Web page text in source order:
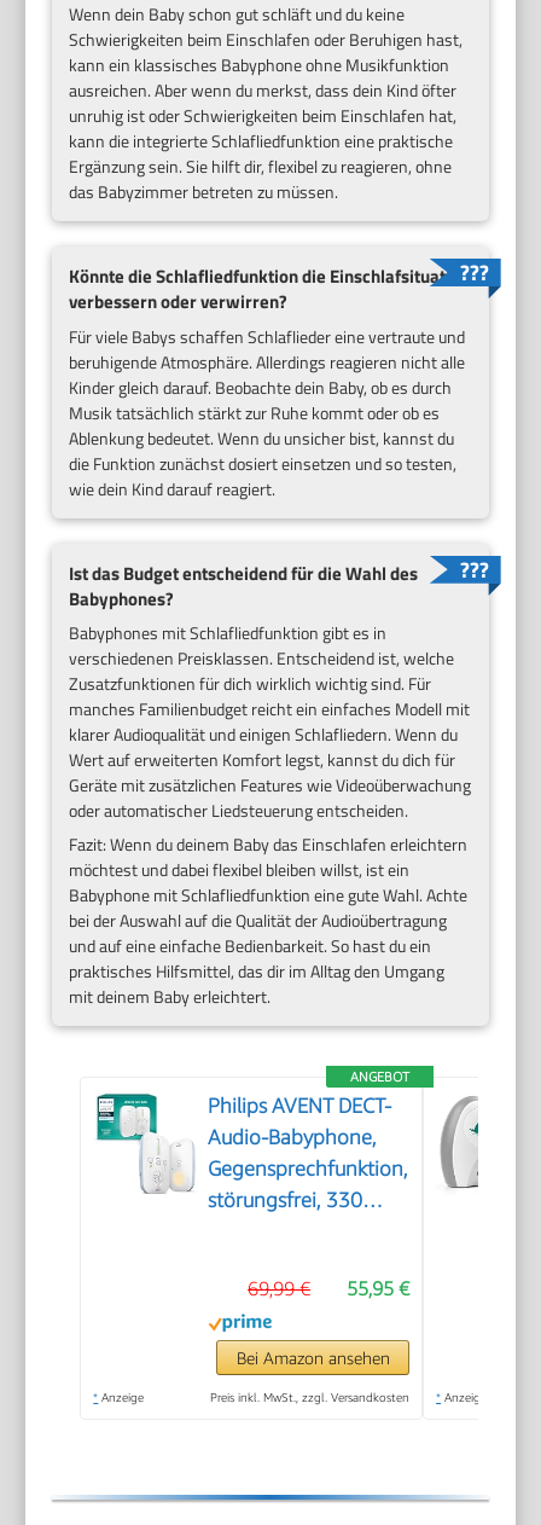
Wenn dein Baby schon gut schläft und du keine
Schwierigkeiten beim Einschlafen oder Beruhigen hast,
kann ein klassisches Babyphone ohne Musikfunktion
ausreichen. Aber wenn du merkst, dass dein Kind öfter
unruhig ist oder Schwierigkeiten beim Einschlafen hat,
kann die integrierte Schlafliedfunktion eine praktische
Ergänzung sein. Sie hilft dir, flexibel zu reagieren, ohne
das Babyzimmer betreten zu müssen.
Könnte die Schlafliedfunktion die Einschlafsituation
verbessern oder verwirren?
Für viele Babys schaffen Schlaflieder eine vertraute und
beruhigende Atmosphäre. Allerdings reagieren nicht alle
Kinder gleich darauf. Beobachte dein Baby, ob es durch
Musik tatsächlich stärkt zur Ruhe kommt oder ob es
Ablenkung bedeutet. Wenn du unsicher bist, kannst du
die Funktion zunächst dosiert einsetzen und so testen,
wie dein Kind darauf reagiert.
Ist das Budget entscheidend für die Wahl des
Babyphones?
Babyphones mit Schlafliedfunktion gibt es in
verschiedenen Preisklassen. Entscheidend ist, welche
Zusatzfunktionen für dich wirklich wichtig sind. Für
manches Familienbudget reicht ein einfaches Modell mit
klarer Audioqualität und einigen Schlafliedern. Wenn du
Wert auf erweiterten Komfort legst, kannst du dich für
Geräte mit zusätzlichen Features wie Videoüberwachung
oder automatischer Liedsteuerung entscheiden.
Fazit: Wenn du deinem Baby das Einschlafen erleichtern
möchtest und dabei flexibel bleiben willst, ist ein
Babyphone mit Schlafliedfunktion eine gute Wahl. Achte
bei der Auswahl auf die Qualität der Audioübertragung
und auf eine einfache Bedienbarkeit. So hast du ein
praktisches Hilfsmittel, das dir im Alltag den Umgang
mit deinem Baby erleichtert.
ANGEBOT
Philips AVENT DECT-
Audio-Babyphone,
Gegensprechfunktion,
störungsfrei, 330
Smart ECO-Modus,
Nachtlicht,
SCD503/26
55,95 €
69,99 €
Bei Amazon ansehen
* Anzeige Preis inkl. MwSt., zzgl. Versandkosten * Anzeige